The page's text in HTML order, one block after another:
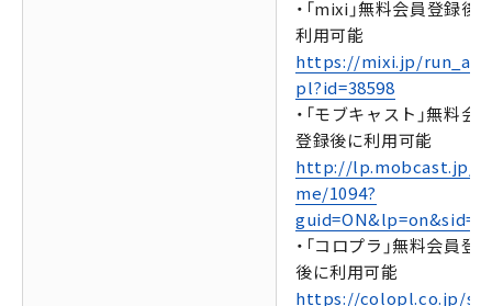
・「mixi」無料会員登録後
利用可能
https://mixi.jp/
pl?id=38598
・「モブキャスト」無料会
登録後に利用可能
http://lp.mobcast.jp/
me/1094?
guid=ON&lp=on&sid=0
・「コロプラ」無料会員登
後に利用可能
https://colopl.co.jp/